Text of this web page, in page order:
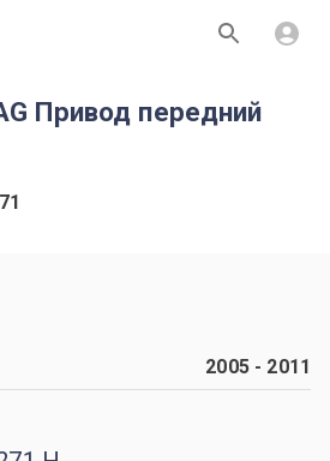
Привод передний
2005- 2011